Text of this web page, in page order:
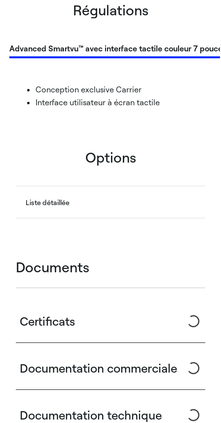
Régulations
Advanced Smartvu™ avec interface tactile couleur 7
Conception exclusive Carrier
Interface utilisateur à écran tactile
Options
Liste détaillée
Documents
Certificats
Documentation commerciale
Documentation technique